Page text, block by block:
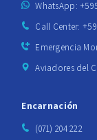
WhatsApp:
Call Center:
Emergencia
Aviadores del
Encarnación
(071) 204 222